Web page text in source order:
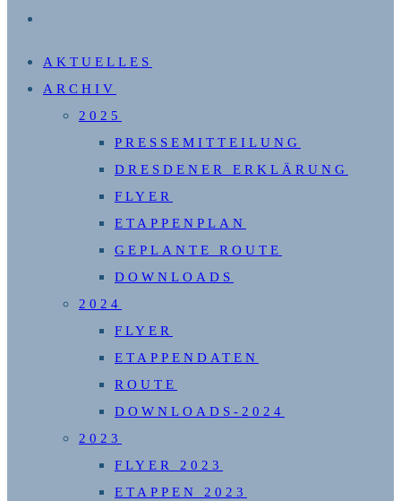
UMSCHALTEN
AKTUELLES
ARCHIV
2025
PRESSEMITTEILUNG
DRESDENER ERKLÄRUNG
FLYER
ETAPPENPLAN
GEPLANTE ROUTE
DOWNLOADS
2024
FLYER
ETAPPENDATEN
ROUTE
DOWNLOADS-2024
2023
FLYER 2023
ETAPPEN 2023